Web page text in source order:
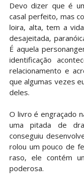
Devo dizer que é
casal perfeito, mas
loira, alta, tem a
desajeitada,
É aquela
identificação
relacionamento e
que algumas vezes
deles.
O livro é engraçado
uma pitada de
conseguiu
rolou um pouco de
raso, ele contém
poderosa.